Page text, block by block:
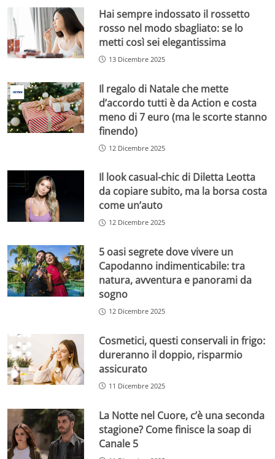
Hai sempre indossato il rossetto
rosso nel modo sbagliato: se lo
metti così sei elegantissima
13 Dicembre 2025
Il regalo di Natale che mette
d’accordo tutti è da Action e costa
meno di 7 euro (ma le scorte stanno
finendo)
12 Dicembre 2025
Il look casual-chic di Diletta Leotta
da copiare subito, ma la borsa costa
come un’auto
12 Dicembre 2025
5 oasi segrete dove vivere un
Capodanno indimenticabile: tra
natura, avventura e panorami da
sogno
12 Dicembre 2025
Cosmetici, questi conservali in frigo:
dureranno il doppio, risparmio
assicurato
11 Dicembre 2025
La Notte nel Cuore, c’è una seconda
stagione? Come finisce la soap di
Canale 5